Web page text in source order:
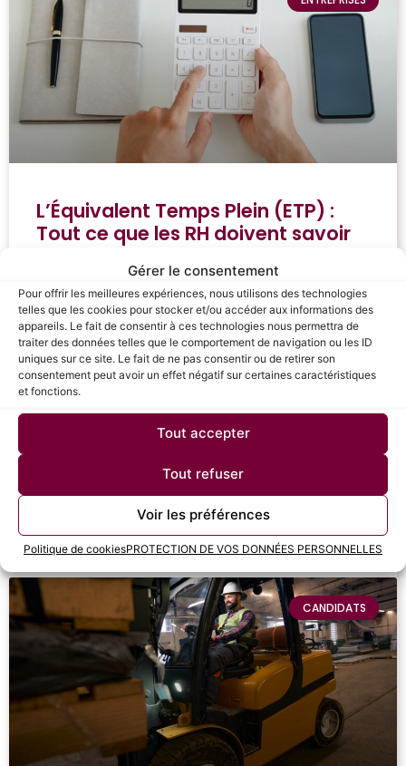
Gérer le consentement
Pour offrir les meilleures expériences, nous utilisons des technologies
telles que les cookies pour stocker et/ou accéder aux informations des
appareils. Le fait de consentir à ces technologies nous permettra de
traiter des données telles que le comportement de navigation ou les ID
uniques sur ce site. Le fait de ne pas consentir ou de retirer son
consentement peut avoir un effet négatif sur certaines caractéristiques
et fonctions.
Tout accepter
Tout refuser
Voir les préférences
Politique de cookiesPROTECTION DE VOS DONNÉES PERSONNELLES
L’Équivalent Temps Plein (ETP) :
Tout ce que les RH doivent savoir
Savez-vous combien d’ETP sont réellement
nécessaires pour atteindre vos objectifs ?
L’Équivalent Temps Plein (ETP) est un outil
stratégique incontournable pour les ressources
humaines. Il vous aide à analyser, dimensionner et
optimiser vos effectifs tout en maîtrisant vos
budgets. Ce guide détaillé vous explique comment
utiliser l’ETP pour transformer vos
Aucun commentaire
CANDIDATS